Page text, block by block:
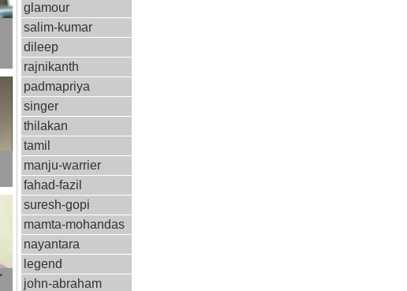
glamour
salim-kumar
dileep
rajnikanth
padmapriya
singer
thilakan
tamil
manju-warrier
fahad-fazil
suresh-gopi
mamta-mohandas
nayantara
legend
john-abraham